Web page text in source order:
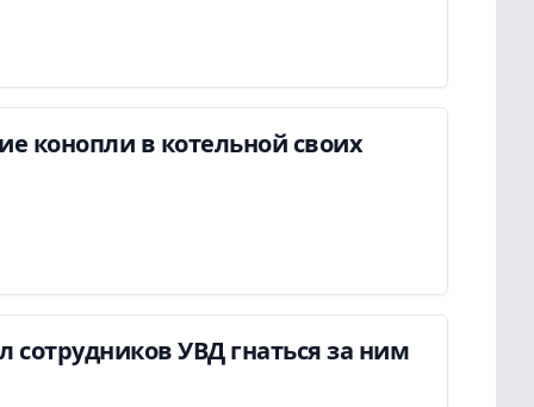
конопли в котельной своих
сотрудников УВД гнаться за ним